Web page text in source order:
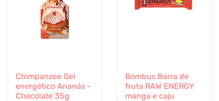
Chimpanzee Gel
energético Ananás -
Chocolate 35g
Bombus Barra de
fruta RAW ENERGY
manga e caju